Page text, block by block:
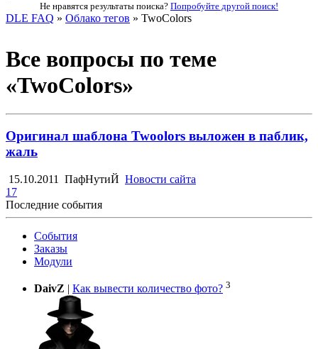
Не нравятся результаты поиска? Попробуйте другой поиск!
DLE FAQ » Облако тегов » TwoColors
Все вопросы по теме
«TwoColors»
Оригинал шаблона Twoolors выложен в паблик,
жаль
15.10.2011 ПафНутиЙ Новости сайта
17
Последние события
События
Заказы
Модули
DaivZ | Как вывести количество фото? 3